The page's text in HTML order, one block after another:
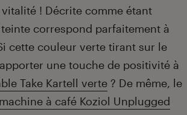
! Décrite comme étant
correspond parfaitement à
cette couleur verte tirant sur le
une touche de positivité à
Take Kartell verte ? De même, le
machine à café Koziol Unplugged